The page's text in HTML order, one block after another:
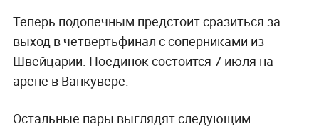
Теперь подопечным предстоит сразиться за
выход в четвертьфинал с соперниками из
Швейцарии. Поединок состоится 7 июля на
арене в Ванкувере.
Остальные пары выглядят следующим